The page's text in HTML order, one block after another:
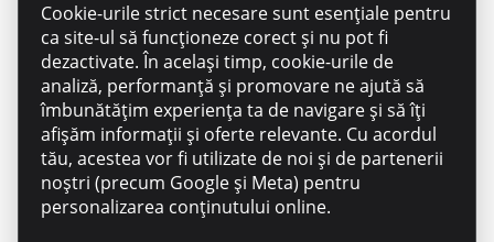
E-mail*
Nume, prenume*
Descriere*
Cookie-urile strict necesare sunt esențiale pentru
ca site-ul să funcționeze corect și nu pot fi
dezactivate. În același timp, cookie-urile de
analiză, performanță și promovare ne ajută să
îmbunătățim experiența ta de navigare și să îți
afișăm informații și oferte relevante. Cu acordul
tău, acestea vor fi utilizate de noi și de partenerii
noștri (precum Google și Meta) pentru
personalizarea conținutului online.